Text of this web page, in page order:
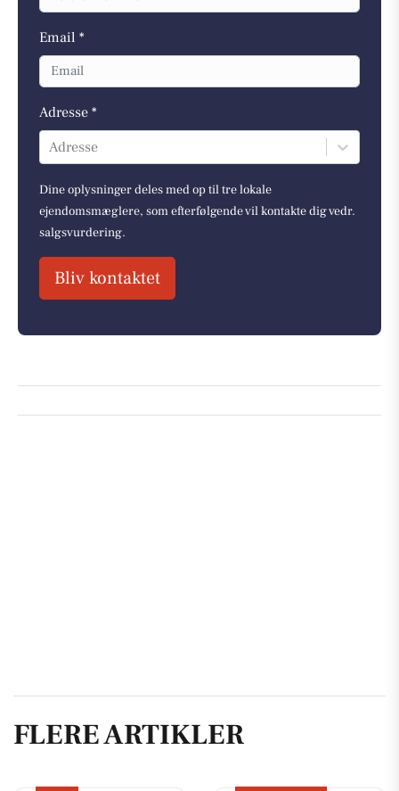
Email *
Adresse *
Adresse
Dine oplysninger deles med op til tre lokale
ejendomsmæglere, som efterfølgende vil kontakte dig vedr.
salgsvurdering.
Bliv kontaktet
FLERE ARTIKLER